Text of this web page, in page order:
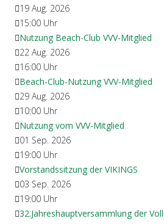
19 Aug. 2026
15:00 Uhr
Nutzung Beach-Club VVV-Mitglied
22 Aug. 2026
16:00 Uhr
Beach-Club-Nutzung VVV-Mitglied
29 Aug. 2026
10:00 Uhr
Nutzung vom VVV-Mitglied
01 Sep. 2026
19:00 Uhr
Vorstandssitzung der VIKINGS
03 Sep. 2026
19:00 Uhr
32.Jahreshauptversammlung der